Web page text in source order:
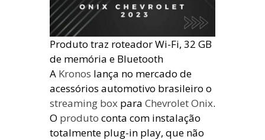
Produto traz roteador Wi-Fi, 32 GB
de memória e Bluetooth
A Kronos lança no mercado de
acessórios automotivo brasileiro o
streaming box para Chevrolet Onix.
O produto conta com instalação
totalmente plug-in play, que não